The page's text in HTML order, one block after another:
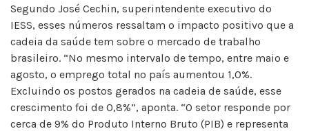
Segundo José Cechin, superintendente executivo do
IESS, esses números ressaltam o impacto positivo que a
cadeia da saúde tem sobre o mercado de trabalho
brasileiro. “No mesmo intervalo de tempo, entre maio e
agosto, o emprego total no país aumentou 1,0%.
Excluindo os postos gerados na cadeia de saúde, esse
crescimento foi de 0,8%”, aponta. “O setor responde por
cerca de 9% do Produto Interno Bruto (PIB) e representa